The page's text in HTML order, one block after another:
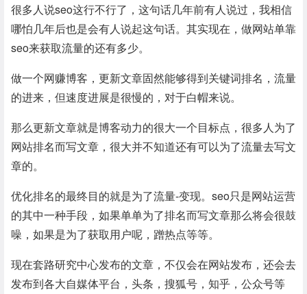
很多人说seo这行不行了，这句话几年前有人说过，我相信
哪怕几年后也是会有人说起这句话。其实现在，做网站单靠
seo来获取流量的还有多少。
做一个网赚博客，更新文章固然能够得到关键词排名，流量
的进来，但速度进展是很慢的，对于白帽来说。
那么更新文章就是博客动力的很大一个目标点，很多人为了
网站排名而写文章，很大并不知道还有可以为了流量去写文
章的。
优化排名的最终目的就是为了流量-变现。seo只是网站运营
的其中一种手段，如果单单为了排名而写文章那么将会很鼓
噪，如果是为了获取用户呢，蹭热点等等。
现在套路研究中心发布的文章，不仅会在网站发布，还会去
发布到各大自媒体平台，头条，搜狐号，知乎，公众号等